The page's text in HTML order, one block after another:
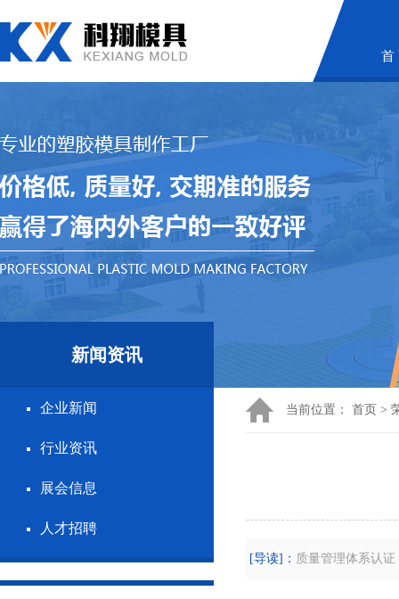
首
新闻资讯
企业新闻
行业资讯
展会信息
人才招聘
当前位置： 首页 >
[导读]： 质量管理体系认证